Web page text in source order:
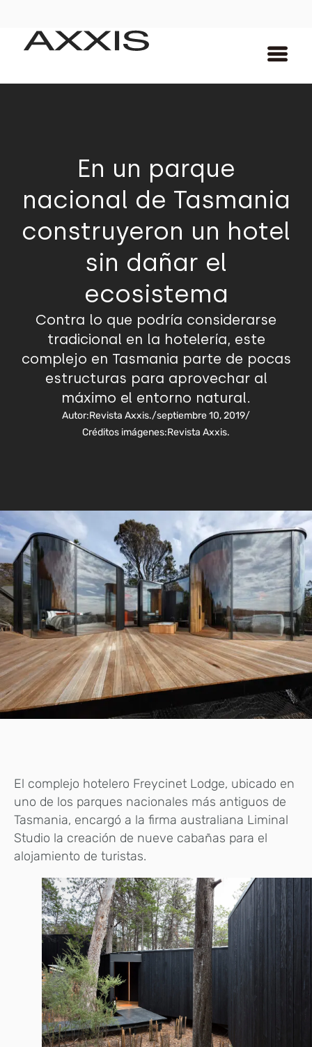
En un parque
nacional de Tasmania
construyeron un hotel
sin dañar el
ecosistema
Contra lo que podría considerarse
tradicional en la hotelería, este
complejo en Tasmania parte de pocas
estructuras para aprovechar al
máximo el entorno natural.
Autor:Revista Axxis./septiembre 10, 2019/
Créditos imágenes:Revista Axxis.
El complejo hotelero Freycinet Lodge, ubicado en
uno de los parques nacionales más antiguos de
Tasmania, encargó a la firma australiana Liminal
Studio la creación de nueve cabañas para el
alojamiento de turistas.